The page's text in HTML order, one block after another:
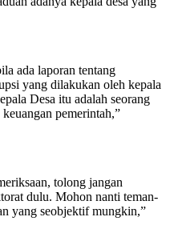
ada laporan tentang
yang dilakukan oleh kepala
Desa itu adalah seorang
pemerintah,”
tolong jangan
dulu. Mohon nanti teman-
yang seobjektif mungkin,”